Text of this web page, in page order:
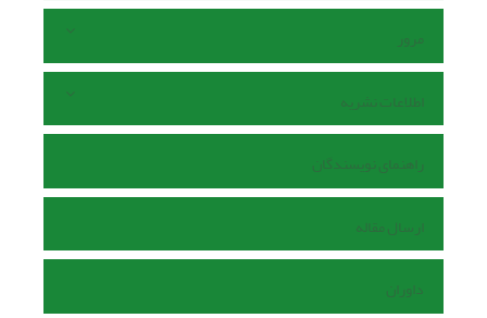
مرور
اطلاعات نشریه
راهنمای نویسندگان
ارسال مقاله
داوران